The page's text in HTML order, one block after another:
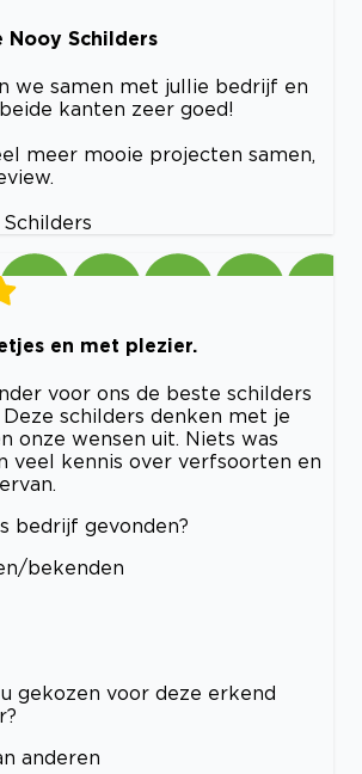
Nooy Schilders
we samen met jullie bedrijf en
kanten zeer goed!
meer mooie projecten samen,
en met plezier.
voor ons de beste schilders
schilders denken met je
onze wensen uit. Niets was
veel kennis over verfsoorten en
bedrijf gevonden?
bekenden
gekozen voor deze erkend
anderen